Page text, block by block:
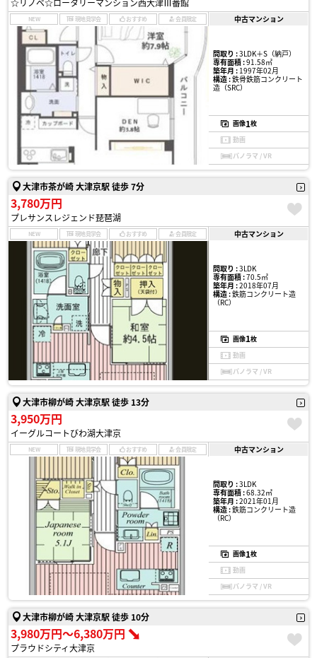
NEW 現地見学会 おすすめ 会員限定 中古マンション
間取り :3LDK＋S（納戸）
専有面積 :91.58㎡
築年月 :1997年02月
構造 :鉄骨鉄筋コンクリート
造（SRC）
画像1枚
動画
パノラマ / VR
大津市茶が崎 大津京駅 徒歩 7分
3,780万円
プレサンスレジェンド琵琶湖
NEW 現地見学会 おすすめ 会員限定 中古マンション
間取り :3LDK
専有面積 :70.5㎡
築年月 :2018年07月
構造 :鉄筋コンクリート造
（RC）
画像1枚
動画
パノラマ / VR
大津市柳が崎 大津京駅 徒歩 13分
3,950万円
イーグルコートびわ湖大津京
NEW 現地見学会 おすすめ 会員限定 中古マンション
間取り :3LDK
専有面積 :68.32㎡
築年月 :2021年01月
構造 :鉄筋コンクリート造
（RC）
画像1枚
動画
パノラマ / VR
大津市柳が崎 大津京駅 徒歩 10分
3,980万円〜6,380万円
プラウドシティ大津京